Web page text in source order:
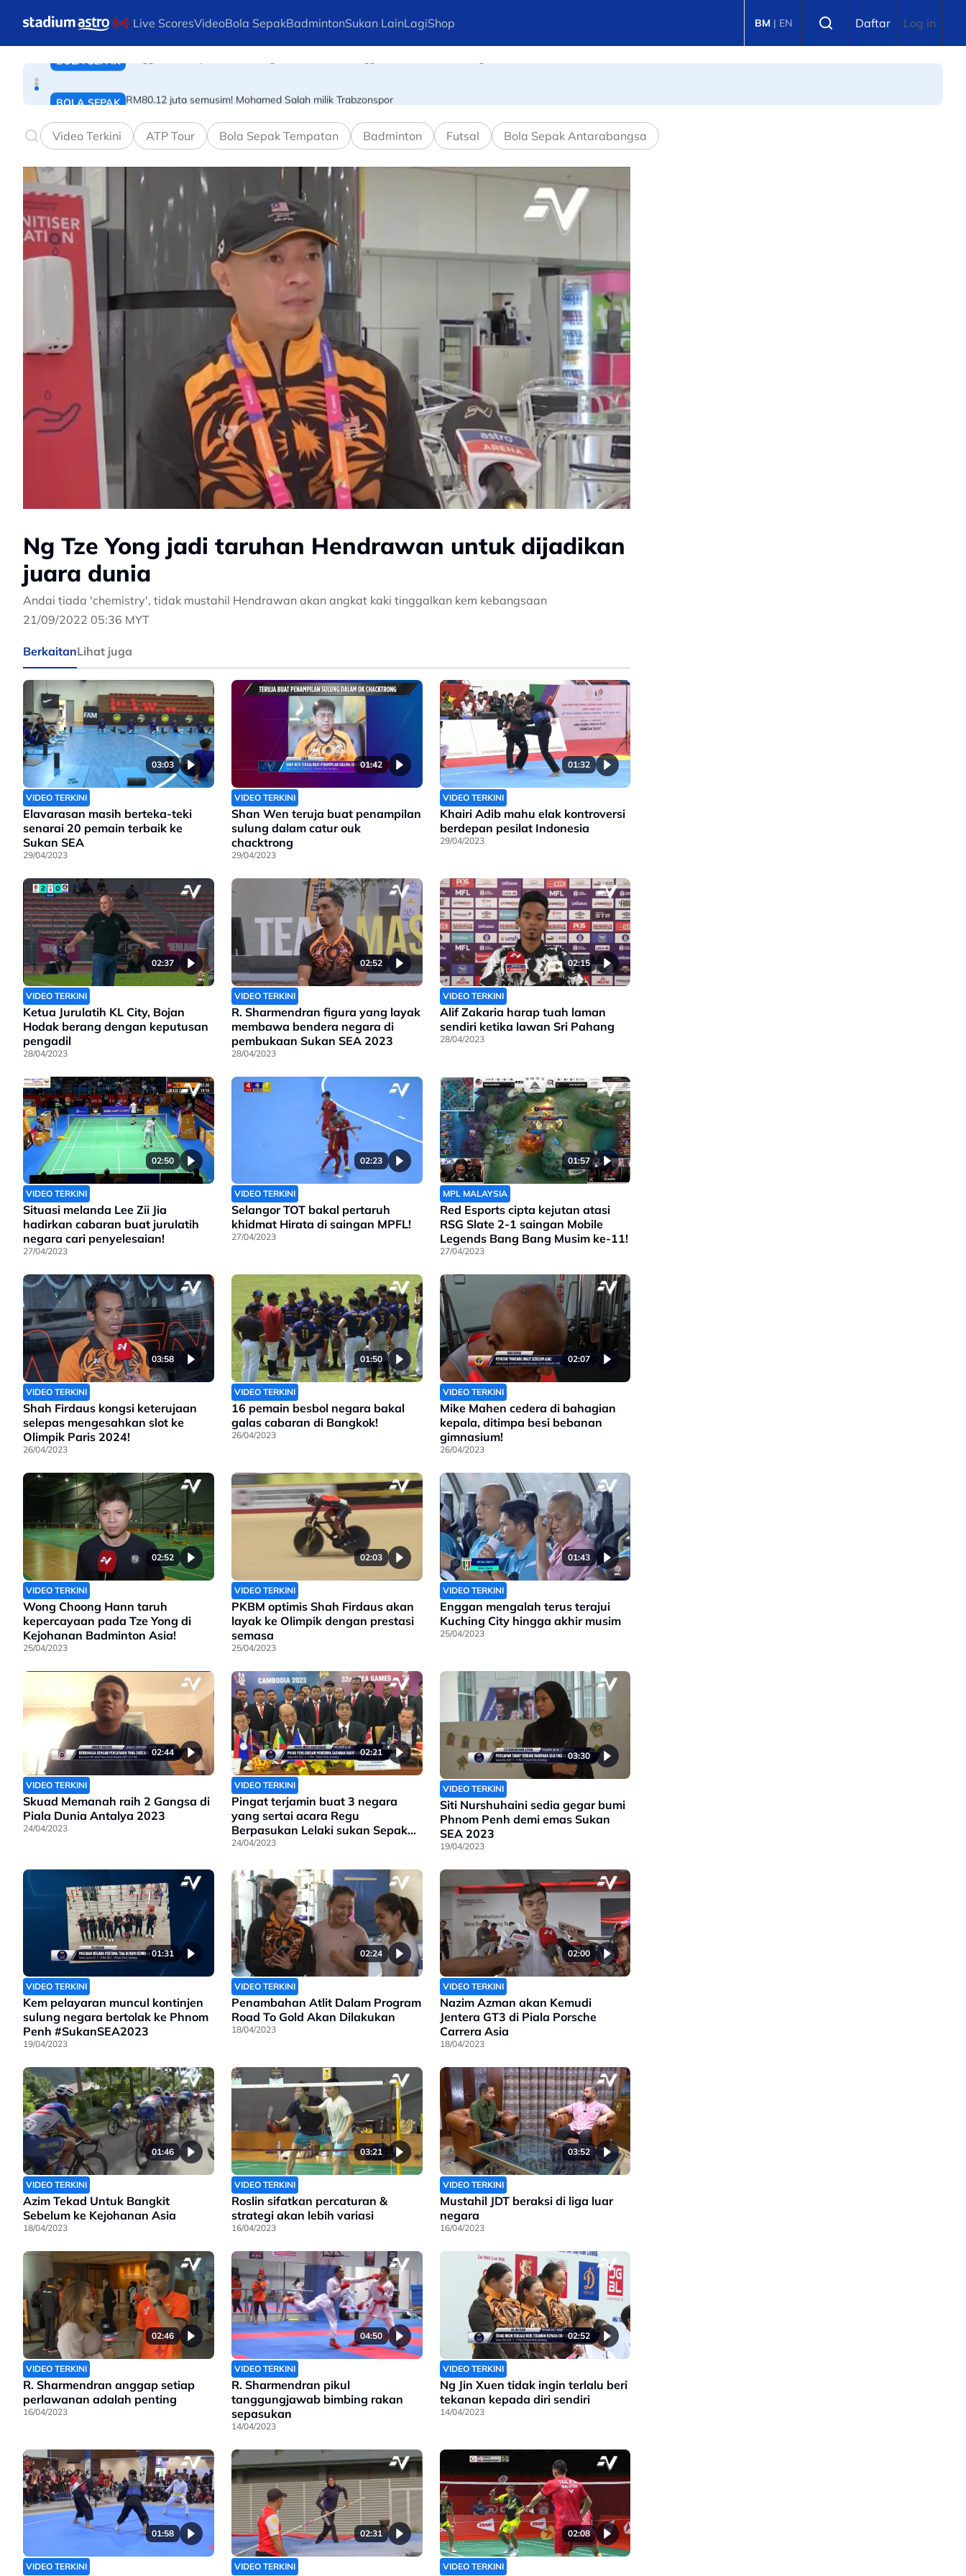
Live ScoresVideoBola SepakBadmintonSukan LainLagiShop BM | EN Daftar Log in
BOLA SEPAK
Video Terkini ATP Tour Bola Sepak Tempatan Badminton Futsal Bola Sepak Antarabangsa
Ng Tze Yong jadi taruhan Hendrawan untuk dijadikan
juara dunia
Andai tiada 'chemistry', tidak mustahil Hendrawan akan angkat kaki tinggalkan kem kebangsaan
21/09/2022 05:36 MYT
BerkaitanLihat juga
03:03
VIDEO TERKINI
Elavarasan masih berteka-teki
senarai 20 pemain terbaik ke
Sukan SEA
29/04/2023
01:42
VIDEO TERKINI
Shan Wen teruja buat penampilan
sulung dalam catur ouk
chacktrong
29/04/2023
01:32
VIDEO TERKINI
Khairi Adib mahu elak kontroversi
berdepan pesilat Indonesia
29/04/2023
02:37
VIDEO TERKINI
Ketua Jurulatih KL City, Bojan
Hodak berang dengan keputusan
pengadil
28/04/2023
02:52
VIDEO TERKINI
R. Sharmendran figura yang layak
membawa bendera negara di
pembukaan Sukan SEA 2023
28/04/2023
02:15
VIDEO TERKINI
Alif Zakaria harap tuah laman
sendiri ketika lawan Sri Pahang
28/04/2023
02:50
VIDEO TERKINI
Situasi melanda Lee Zii Jia
hadirkan cabaran buat jurulatih
negara cari penyelesaian!
27/04/2023
02:23
VIDEO TERKINI
Selangor TOT bakal pertaruh
khidmat Hirata di saingan MPFL!
27/04/2023
01:57
MPL MALAYSIA
Red Esports cipta kejutan atasi
RSG Slate 2-1 saingan Mobile
Legends Bang Bang Musim ke-11!
27/04/2023
03:58
VIDEO TERKINI
Shah Firdaus kongsi keterujaan
selepas mengesahkan slot ke
Olimpik Paris 2024!
26/04/2023
01:50
VIDEO TERKINI
16 pemain besbol negara bakal
galas cabaran di Bangkok!
26/04/2023
02:07
VIDEO TERKINI
Mike Mahen cedera di bahagian
kepala, ditimpa besi bebanan
gimnasium!
26/04/2023
02:52
VIDEO TERKINI
Wong Choong Hann taruh
kepercayaan pada Tze Yong di
Kejohanan Badminton Asia!
25/04/2023
02:03
VIDEO TERKINI
PKBM optimis Shah Firdaus akan
layak ke Olimpik dengan prestasi
semasa
25/04/2023
01:43
VIDEO TERKINI
Enggan mengalah terus terajui
Kuching City hingga akhir musim
25/04/2023
02:44
VIDEO TERKINI
Skuad Memanah raih 2 Gangsa di
Piala Dunia Antalya 2023
24/04/2023
02:21
VIDEO TERKINI
Pingat terjamin buat 3 negara
yang sertai acara Regu
Berpasukan Lelaki sukan Sepak
Takraw
24/04/2023
03:30
VIDEO TERKINI
Siti Nurshuhaini sedia gegar bumi
Phnom Penh demi emas Sukan
SEA 2023
19/04/2023
01:31
VIDEO TERKINI
Kem pelayaran muncul kontinjen
sulung negara bertolak ke Phnom
Penh #SukanSEA2023
19/04/2023
02:24
VIDEO TERKINI
Penambahan Atlit Dalam Program
Road To Gold Akan Dilakukan
18/04/2023
02:00
VIDEO TERKINI
Nazim Azman akan Kemudi
Jentera GT3 di Piala Porsche
Carrera Asia
18/04/2023
01:46
VIDEO TERKINI
Azim Tekad Untuk Bangkit
Sebelum ke Kejohanan Asia
18/04/2023
03:21
VIDEO TERKINI
Roslin sifatkan percaturan &
strategi akan lebih variasi
16/04/2023
03:52
VIDEO TERKINI
Mustahil JDT beraksi di liga luar
negara
16/04/2023
02:46
VIDEO TERKINI
R. Sharmendran anggap setiap
perlawanan adalah penting
16/04/2023
04:50
VIDEO TERKINI
R. Sharmendran pikul
tanggungjawab bimbing rakan
sepasukan
14/04/2023
02:52
VIDEO TERKINI
Ng Jin Xuen tidak ingin terlalu beri
tekanan kepada diri sendiri
14/04/2023
01:58
VIDEO TERKINI
02:31
VIDEO TERKINI
02:08
VIDEO TERKINI